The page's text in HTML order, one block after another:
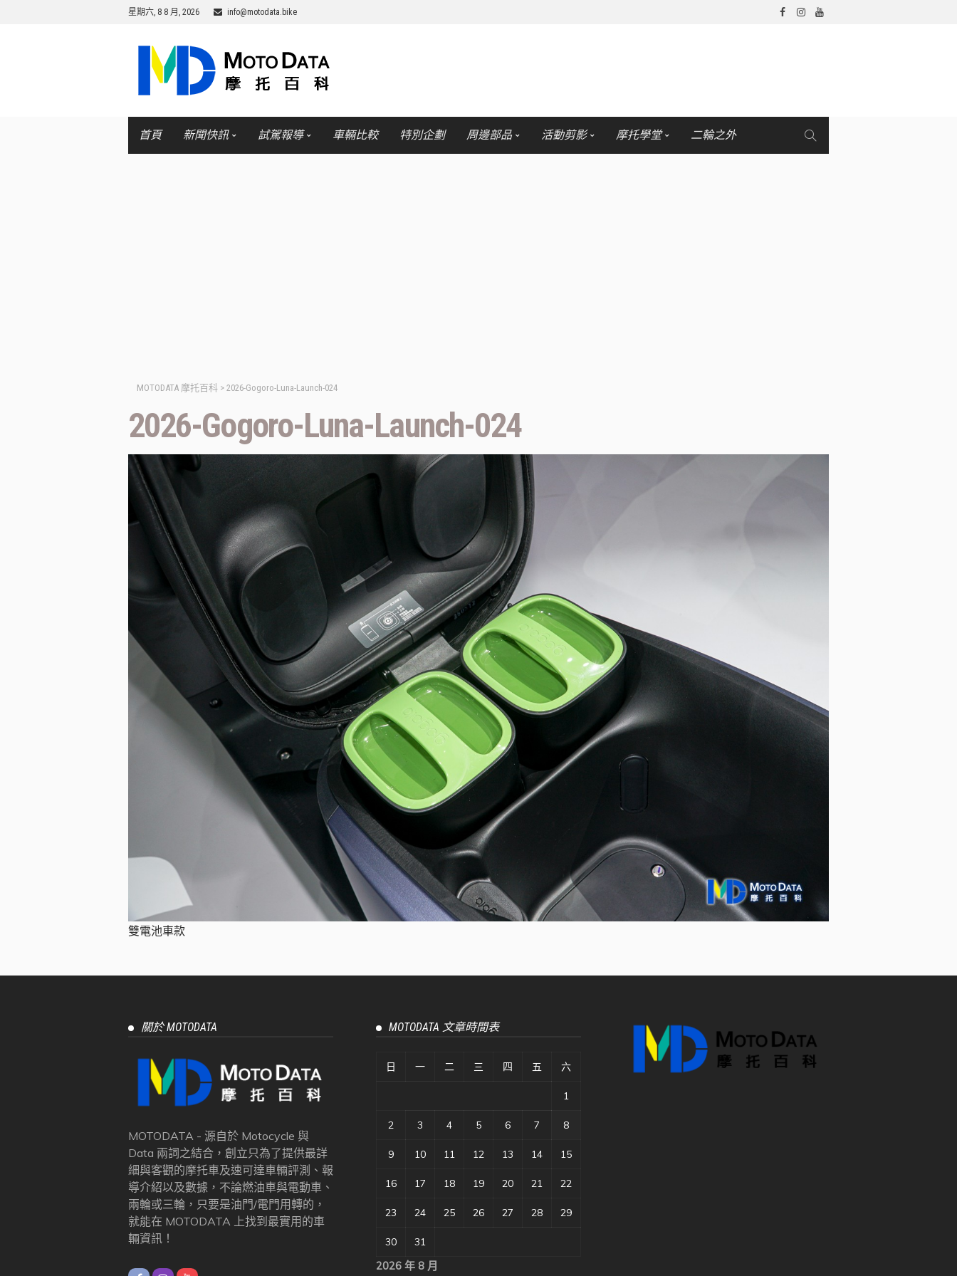
星期六, 8 8 月, 2026 info@motodata.bike
首頁 新聞快訊 試駕報導 車輛比較 特別企劃 周邊部品 活動剪影 摩托學堂 二輪之外
MOTODATA 摩托百科 > 2026-Gogoro-Luna-Launch-024
2026-Gogoro-Luna-Launch-024
雙電池車款
關於 MOTODATA
MOTODATA - 源自於 Motocycle 與
Data 兩詞之結合，創立只為了提供最詳
細與客觀的摩托車及速可達車輛評測、報
導介紹以及數據，不論燃油車與電動車、
兩輪或三輪，只要是油門/電門用轉的，
就能在 MOTODATA 上找到最實用的車
輛資訊！
MOTODATA 文章時間表
2026 年 8 月
日 一 二 三 四 五 六
1
2 3 4 5 6 7 8
9 10 11 12 13 14 15
16 17 18 19 20 21 22
23 24 25 26 27 28 29
30 31